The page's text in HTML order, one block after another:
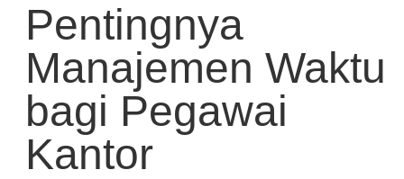
Pentingnya
Manajemen Waktu
bagi Pegawai
Kantor